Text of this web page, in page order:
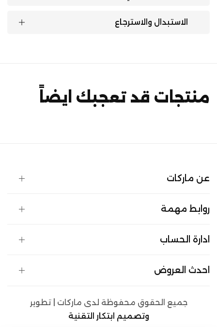
الاستبدال والاسترجاع
منتجات قد تعجبك ايضاً
عن ماركات
روابط مهمة
ادارة الحساب
احدث العروض
جميع الحقوق محفوظة لدى ماركات | تطوير
وتصميم ابتكار التقنية